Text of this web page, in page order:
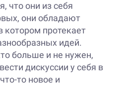
что они из себя
они обладают
протекает
идей.
больше и не нужен,
дискуссии у себя в
то новое и